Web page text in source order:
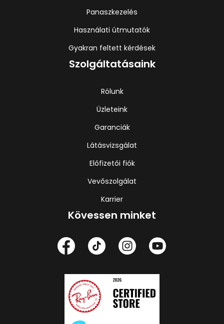
Panaszkezelés
Használati útmutatók
Gyakran feltett kérdések
Szolgáltatásaink
Rólunk
Üzleteink
Garanciák
Látásvizsgálat
Előfizetői fiók
Vevőszolgálat
Karrier
Kövessen minket